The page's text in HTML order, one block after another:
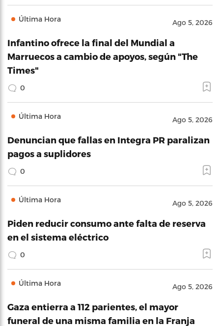
Última Hora Ago 5, 2026
Infantino ofrece la final del Mundial a
Marruecos a cambio de apoyos, según "The
Times"
0
Última Hora Ago 5, 2026
Denuncian que fallas en Integra PR paralizan
pagos a suplidores
0
Última Hora Ago 5, 2026
Piden reducir consumo ante falta de reserva
en el sistema eléctrico
0
Última Hora Ago 5, 2026
Gaza entierra a 112 parientes, el mayor
funeral de una misma familia en la Franja